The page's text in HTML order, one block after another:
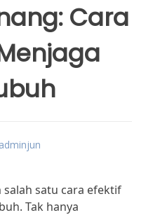
Cara
adminjun
satu cara efektif
Tak hanya